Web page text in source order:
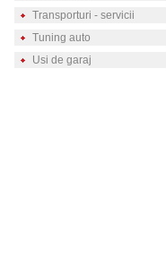
Transporturi - servicii
Tuning auto
Usi de garaj